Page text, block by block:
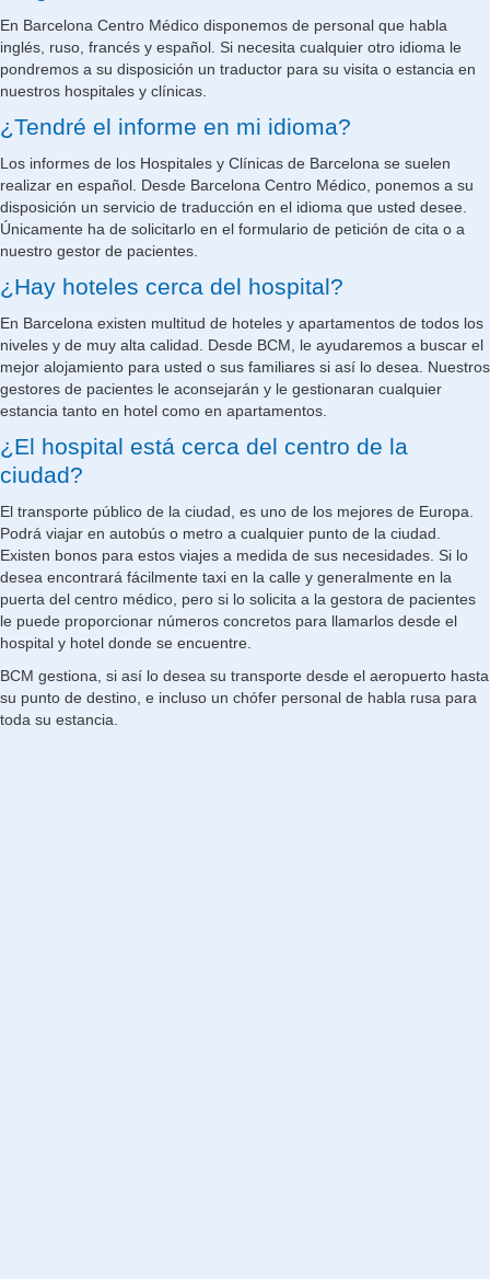
En Barcelona Centro Médico disponemos de personal que habla
inglés, ruso, francés y español. Si necesita cualquier otro idioma le
pondremos a su disposición un traductor para su visita o estancia en
nuestros hospitales y clínicas.
¿Tendré el informe en mi idioma?
Los informes de los Hospitales y Clínicas de Barcelona se suelen
realizar en español. Desde Barcelona Centro Médico, ponemos a su
disposición un servicio de traducción en el idioma que usted desee.
Únicamente ha de solicitarlo en el formulario de petición de cita o a
nuestro gestor de pacientes.
¿Hay hoteles cerca del hospital?
En Barcelona existen multitud de hoteles y apartamentos de todos los
niveles y de muy alta calidad. Desde BCM, le ayudaremos a buscar el
mejor alojamiento para usted o sus familiares si así lo desea. Nuestros
gestores de pacientes le aconsejarán y le gestionaran cualquier
estancia tanto en hotel como en apartamentos.
¿El hospital está cerca del centro de la
ciudad?
El transporte público de la ciudad, es uno de los mejores de Europa.
Podrá viajar en autobús o metro a cualquier punto de la ciudad.
Existen bonos para estos viajes a medida de sus necesidades. Si lo
desea encontrará fácilmente taxi en la calle y generalmente en la
puerta del centro médico, pero si lo solicita a la gestora de pacientes
le puede proporcionar números concretos para llamarlos desde el
hospital y hotel donde se encuentre.
BCM gestiona, si así lo desea su transporte desde el aeropuerto hasta
su punto de destino, e incluso un chófer personal de habla rusa para
toda su estancia.